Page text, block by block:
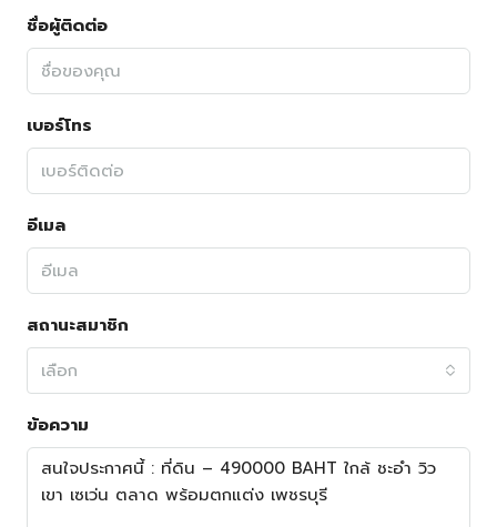
ชื่อผู้ติดต่อ
เบอร์โทร
อีเมล
สถานะสมาชิก
เลือก
ข้อความ